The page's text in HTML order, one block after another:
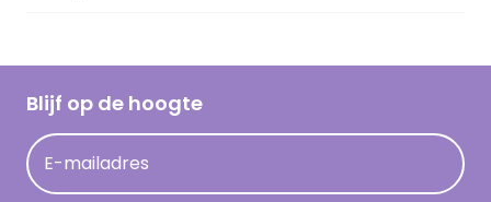
Hallmark Kaartclub
Acties
Persberichten
Cadeau inspiratie
Op kamp gedichten en versjes
Leuke en grappige op kamp teksten
kamppost inspiratie
Blijf op de hoogte
E-mailadres